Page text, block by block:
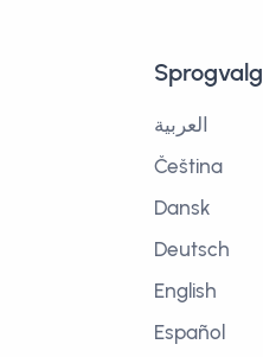
Sprogvalg
العربية
Čeština
Dansk
Deutsch
English
Español